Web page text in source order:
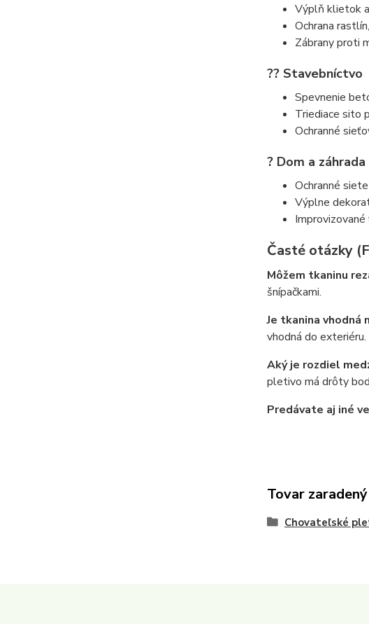
Výplň klietok
Ochrana
Zábrany proti
?? Stavebníctvo
Spevnenie
Triediace sito
Ochranné
? Dom a záhrada
Ochranné
Výplne
Časté otázky
Môžem tkaninu
šnípačkami.
Je tkanina vhodná
vhodná do exteriéru.
Aký je rozdiel
pletivo má drôty
Predávate aj iné
Tovar
Chovateľské